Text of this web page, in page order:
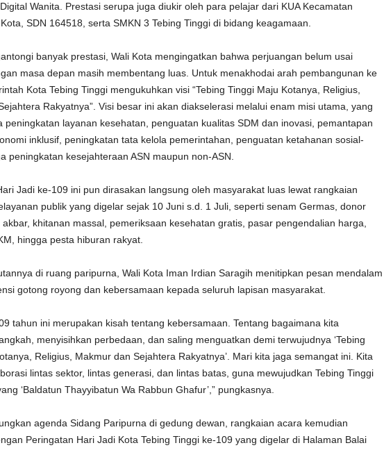
Wanita. Prestasi serupa juga diukir oleh para pelajar dari KUA Kecamatan
SDN 164518, serta SMKN 3 Tebing Tinggi di bidang keagamaan.
banyak prestasi, Wali Kota mengingatkan bahwa perjuangan belum usai
masa depan masih membentang luas. Untuk menakhodai arah pembangunan ke
Kota Tebing Tinggi mengukuhkan visi “Tebing Tinggi Maju Kotanya, Religius,
Rakyatnya”. Visi besar ini akan diakselerasi melalui enam misi utama, yang
peningkatan layanan kesehatan, penguatan kualitas SDM dan inovasi, pemantapan
inklusif, peningkatan tata kelola pemerintahan, penguatan ketahanan sosial-
peningkatan kesejahteraan ASN maupun non-ASN.
Jadi ke-109 ini pun dirasakan langsung oleh masyarakat luas lewat rangkaian
publik yang digelar sejak 10 Juni s.d. 1 Juli, seperti senam Germas, donor
khitanan massal, pemeriksaan kesehatan gratis, pasar pengendalian harga,
hingga pesta hiburan rakyat.
di ruang paripurna, Wali Kota Iman Irdian Saragih menitipkan pesan mendalam
gotong royong dan kebersamaan kepada seluruh lapisan masyarakat.
tahun ini merupakan kisah tentang kebersamaan. Tentang bagaimana kita
menyisihkan perbedaan, dan saling menguatkan demi terwujudnya ‘Tebing
Religius, Makmur dan Sejahtera Rakyatnya’. Mari kita jaga semangat ini. Kita
lintas sektor, lintas generasi, dan lintas batas, guna mewujudkan Tebing Tinggi
‘Baldatun Thayyibatun Wa Rabbun Ghafur’,” pungkasnya.
agenda Sidang Paripurna di gedung dewan, rangkaian acara kemudian
Peringatan Hari Jadi Kota Tebing Tinggi ke-109 yang digelar di Halaman Balai